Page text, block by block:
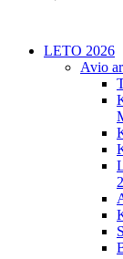
LETO 2026
Avio